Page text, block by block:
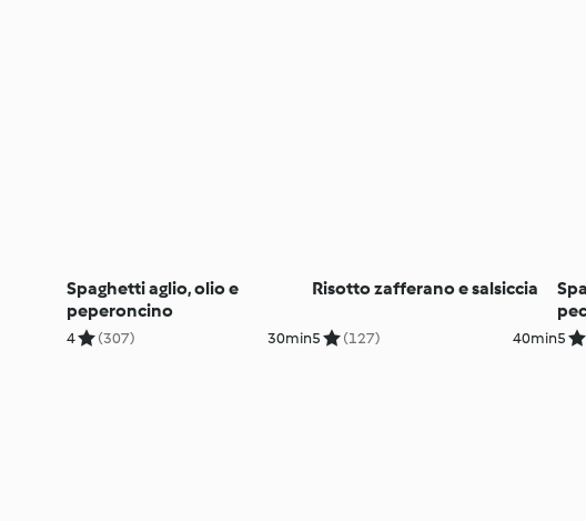
Spaghetti aglio, olio e
peperoncino
4 (307) 30min
Risotto zafferano e salsiccia
5 (127) 40min5